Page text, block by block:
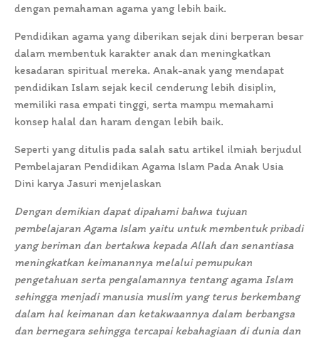
dengan pemahaman agama yang lebih baik.
Pendidikan agama yang diberikan sejak dini berperan besar
dalam membentuk karakter anak dan meningkatkan
kesadaran spiritual mereka. Anak-anak yang mendapat
pendidikan Islam sejak kecil cenderung lebih disiplin,
memiliki rasa empati tinggi, serta mampu memahami
konsep halal dan haram dengan lebih baik.
Seperti yang ditulis pada salah satu artikel ilmiah berjudul
Pembelajaran Pendidikan Agama Islam Pada Anak Usia
Dini karya Jasuri menjelaskan
Dengan demikian dapat dipahami bahwa tujuan
pembelajaran Agama Islam yaitu untuk membentuk pribadi
yang beriman dan bertakwa kepada Allah dan senantiasa
meningkatkan keimanannya melalui pemupukan
pengetahuan serta pengalamannya tentang agama Islam
sehingga menjadi manusia muslim yang terus berkembang
dalam hal keimanan dan ketakwaannya dalam berbangsa
dan bernegara sehingga tercapai kebahagiaan di dunia dan